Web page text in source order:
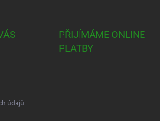
údajů
PŘIJÍMÁME ONLINE
PLATBY